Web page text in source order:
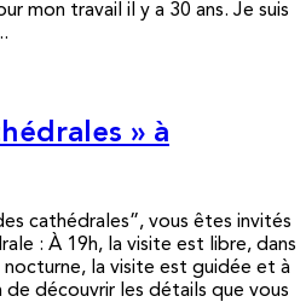
mon travail il y a 30 ans. Je suis
» à
cathédrales”, vous êtes invités
: À 19h, la visite est libre, dans
nocturne, la visite est guidée et à
découvrir les détails que vous